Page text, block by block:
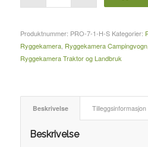
Produktnummer: PRO-7-1-H-S Kategorier:
Ryggekamera, Ryggekamera Campingvogn,
Ryggekamera Traktor og Landbruk
Beskrivelse Tilleggsinformasjon
Beskrivelse